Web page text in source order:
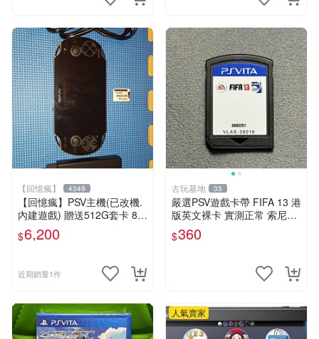
【回憶瘋】 4349
【回憶瘋】PSV主機(已改機.
內建遊戲) 贈送512G套卡 8成
5新 1000型
$6,200
近期銷量1件
古玩基地 33
嚴選PSV遊戲卡帶 FIFA 13 港
版英文裸卡 實測正常 索尼專
用 不支持其他機器 買二送優
惠 FIFA 13 psv 港版 卡帶
$360
人氣賣家